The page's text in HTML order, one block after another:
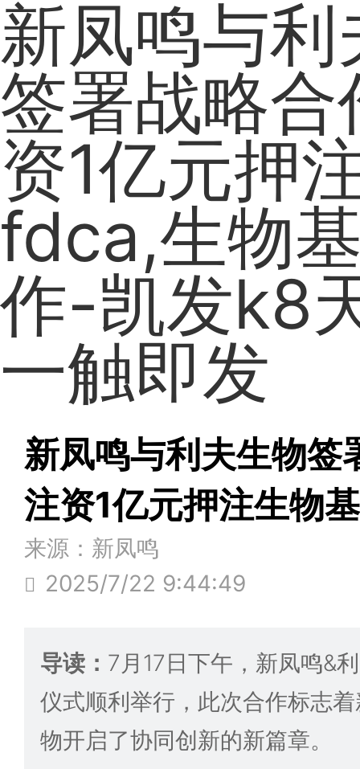
新凤鸣与利
签署战略合
资1亿元押
fdca,生物
作-凯发k8
一触即发
新凤鸣与利夫生物签
注资1亿元押注生物
来源：新凤鸣
2025/7/22 9:44:49
导读： 7月17日下午，新凤鸣&
仪式顺利举行，此次合作标志
物开启了协同创新的新篇章。